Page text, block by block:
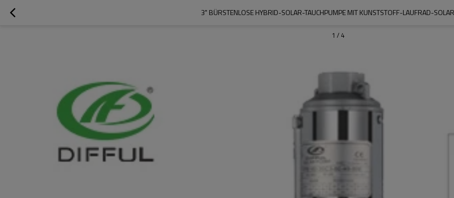
3" BÜRSTENLOSE HYBRID-SOLAR-TAUCHPUMPE MIT KUNSTSTOFF-LAUFRAD-
1 / 4